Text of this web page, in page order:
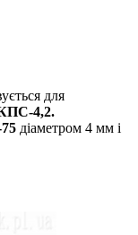
для
4,2.
діаметром 4 мм і